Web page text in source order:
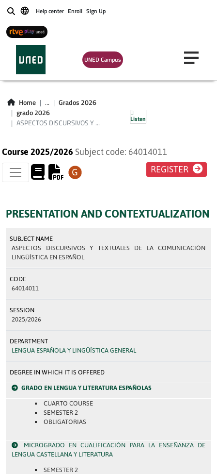
BuscarHelp center Enroll Sign Up
UNED Campus
Home ...
Grados 2026
grado 2026
ASPECTOS DISCURSIVOS Y ...
Listen
DISCURSIVOS Y
TEXTUALES DE LA
COMUNICACIÓN
LINGÜÍSTICA EN
ESPAÑOL
Course 2025/2026 Subject code: 64014011
REGISTER
PRESENTATION AND CONTEXTUALIZATION
SUBJECT NAME
ASPECTOS DISCURSIVOS Y TEXTUALES DE LA COMUNICACIÓN
LINGÜÍSTICA EN ESPAÑOL
CODE
64014011
SESSION
2025/2026
DEPARTMENT
LENGUA ESPAÑOLA Y LINGÜÍSTICA GENERAL
DEGREE IN WHICH IT IS OFFERED
GRADO EN LENGUA Y LITERATURA ESPAÑOLAS
CUARTO COURSE
SEMESTER 2
OBLIGATORIAS
MICROGRADO EN CUALIFICACIÓN PARA LA ENSEÑANZA DE
LENGUA CASTELLANA Y LITERATURA
SEMESTER 2